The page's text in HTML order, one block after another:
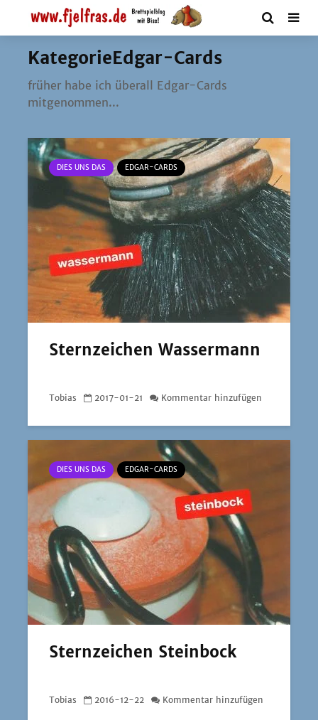
KategorieEdgar-Cards
frü­her habe ich über­all Edgar-Cards
mitgenommen...
DIES UNS DAS EDGAR-CARDS
Sternzeichen Wassermann
Tobias 2017-01-21 Kommentar hinzufügen
DIES UNS DAS EDGAR-CARDS
Sternzeichen Steinbock
Tobias 2016-12-22 Kommentar hinzufügen